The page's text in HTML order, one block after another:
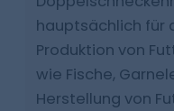
hauptsächlich für
Produktion von
wie Fische,
Herstellung von